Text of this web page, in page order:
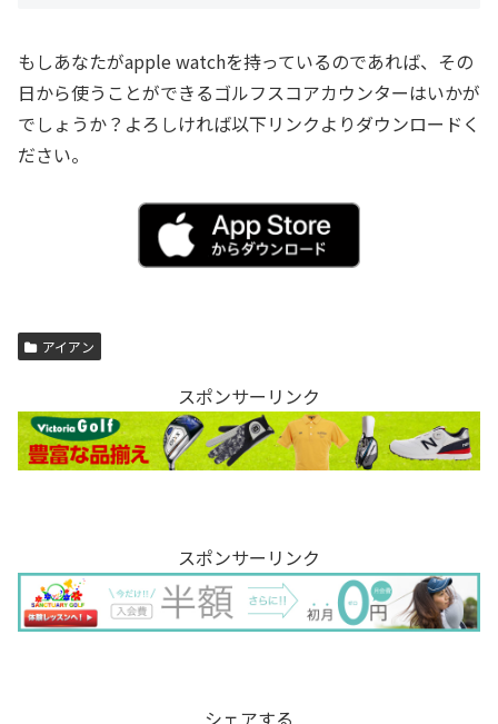
もしあなたがapple watchを持っているのであれば、その
日から使うことができるゴルフスコアカウンターはいかが
でしょうか？よろしければ以下リンクよりダウンロードく
ださい。
アイアン
スポンサーリンク
スポンサーリンク
シェアする